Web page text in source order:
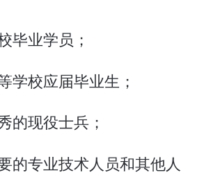
毕业学员；
学校应届毕业生；
的现役士兵；
的专业技术人员和其他人